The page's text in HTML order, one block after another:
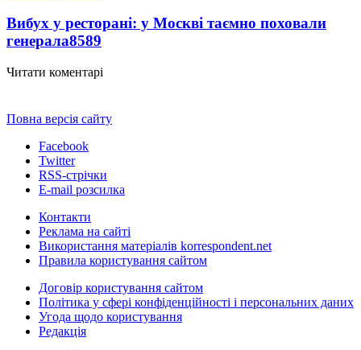
Вибух у ресторані: у Москві таємно поховали
генерала8589
Читати коментарі
Повна версія сайту
Facebook
Twitter
RSS-стрічки
E-mail розсилка
Контакти
Реклама на сайті
Використання матеріалів korrespondent.net
Правила користування сайтом
Договір користування сайтом
Політика у сфері конфіденційності і персональних даних
Угода щодо користування
Редакція